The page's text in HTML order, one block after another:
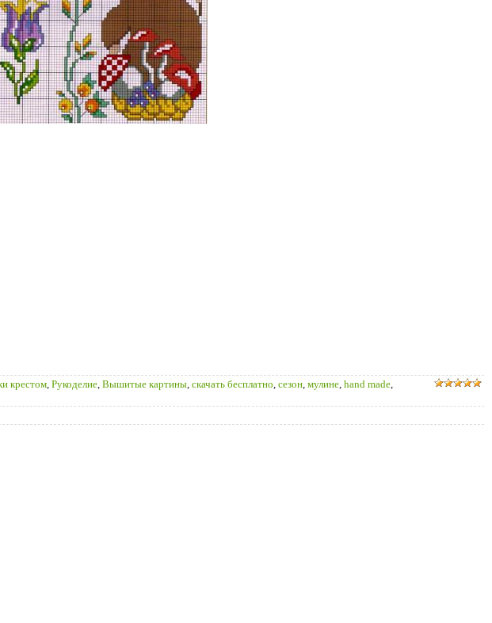
крестом Рукоделие Вышитые картины скачать бесплатно сезон мулине hand made